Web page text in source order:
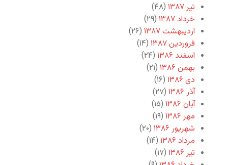
تیر ۱۳۸۷
(۴۸)
خرداد ۱۳۸۷
(۲۹)
اردیبهشت ۱۳۸۷
(۲۶)
فروردین ۱۳۸۷
(۱۴)
اسفند ۱۳۸۶
(۲۴)
بهمن ۱۳۸۶
(۲۱)
دی ۱۳۸۶
(۱۶)
آذر ۱۳۸۶
(۲۷)
آبان ۱۳۸۶
(۱۵)
مهر ۱۳۸۶
(۱۹)
شهریور ۱۳۸۶
(۲۰)
مرداد ۱۳۸۶
(۱۴)
تیر ۱۳۸۶
(۱۷)